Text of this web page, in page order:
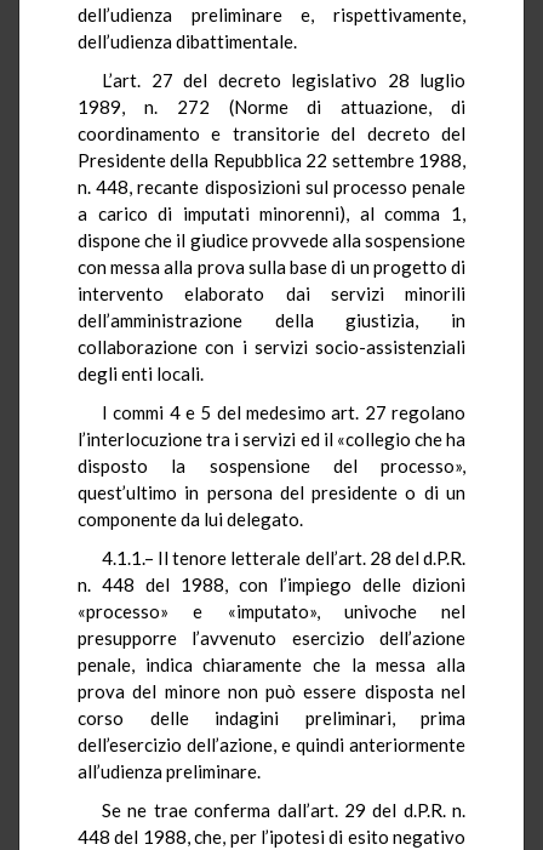
dell’udienza preliminare e, rispettivamente,
dell’udienza dibattimentale.
L’art. 27 del decreto legislativo 28 luglio
1989, n. 272 (Norme di attuazione, di
coordinamento e transitorie del decreto del
Presidente della Repubblica 22 settembre 1988,
n. 448, recante disposizioni sul processo penale
a carico di imputati minorenni), al comma 1,
dispone che il giudice provvede alla sospensione
con messa alla prova sulla base di un progetto di
intervento elaborato dai servizi minorili
dell’amministrazione della giustizia, in
collaborazione con i servizi socio-assistenziali
degli enti locali.
I commi 4 e 5 del medesimo art. 27 regolano
l’interlocuzione tra i servizi ed il «collegio che ha
disposto la sospensione del processo»,
quest’ultimo in persona del presidente o di un
componente da lui delegato.
4.1.1.– Il tenore letterale dell’art. 28 del d.P.R.
n. 448 del 1988, con l’impiego delle dizioni
«processo» e «imputato», univoche nel
presupporre l’avvenuto esercizio dell’azione
penale, indica chiaramente che la messa alla
prova del minore non può essere disposta nel
corso delle indagini preliminari, prima
dell’esercizio dell’azione, e quindi anteriormente
all’udienza preliminare.
Se ne trae conferma dall’art. 29 del d.P.R. n.
448 del 1988, che, per l’ipotesi di esito negativo